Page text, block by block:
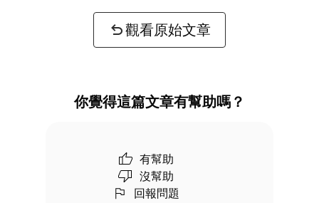
觀看原始文章
你覺得這篇文章有幫助嗎？
有幫助
沒幫助
回報問題